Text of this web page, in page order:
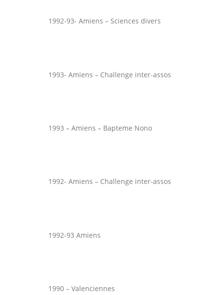
1992-93- Amiens – Sciences divers
1993- Amiens – Challenge inter-assos
1993 – Amiens – Bapteme Nono
1992- Amiens – Challenge inter-assos
1992-93 Amiens
1990 – Valenciennes